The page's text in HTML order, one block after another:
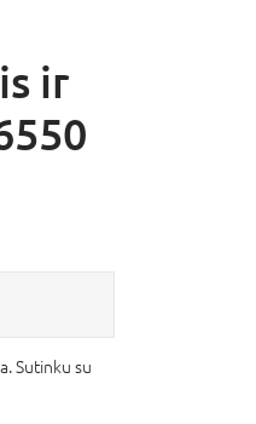
ir
Sutinku su